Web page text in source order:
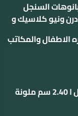
السنجل
ونيو كلاسيك و
الاطفال والمكاتب
شكل المنتج : المنتج عبارة عن قطعة طول ا 2.40 سم ملونة